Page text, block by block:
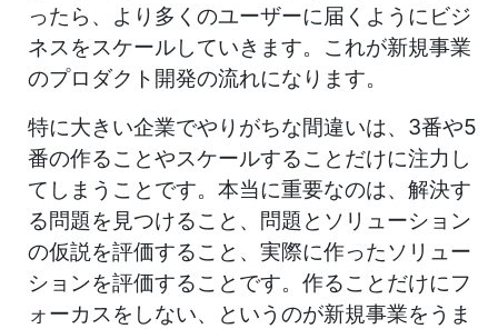
ったら、より多くのユーザーに届くようにビジ
ネスをスケールしていきます。これが新規事業
のプロダクト開発の流れになります。
特に大きい企業でやりがちな間違いは、3番や5
番の作ることやスケールすることだけに注力し
てしまうことです。本当に重要なのは、解決す
る問題を見つけること、問題とソリューション
の仮説を評価すること、実際に作ったソリュー
ションを評価することです。作ることだけにフ
ォーカスをしない、というのが新規事業をうま